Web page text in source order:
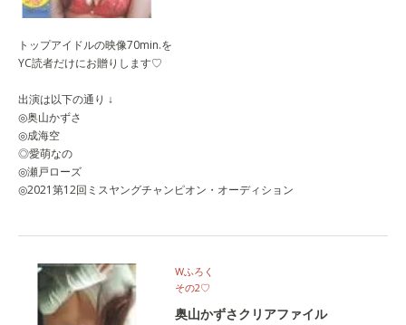
トップアイドルの映像70min.を
YC読者だけにお贈りします♡
出演は以下の通り ↓
◎奥山かずさ
◎成海空
◎愛萌なの
◎瀬戸ローズ
◎2021第12回ミスヤングチャンピオン・オーディション
Wふろく
その2♡
奥山かずさクリアファイル